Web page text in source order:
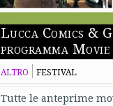
Lucca Comics &
programma
ALTRO FESTIVAL
Tutte le anteprime